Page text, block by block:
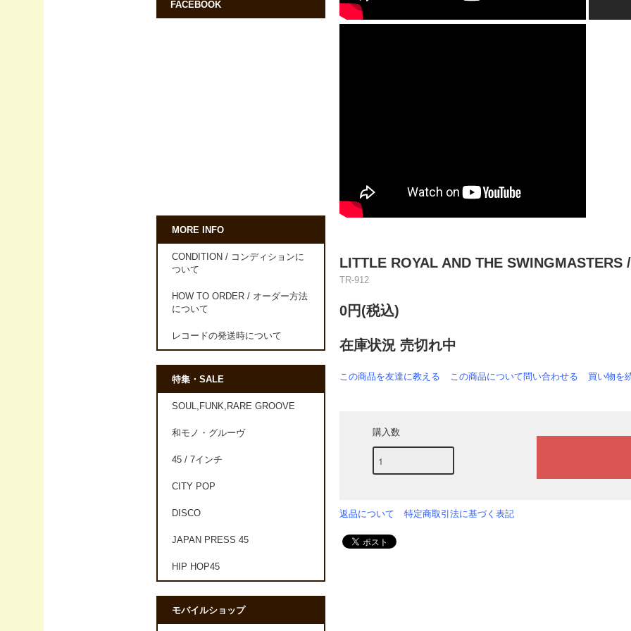
LITTLE ROYAL AND THE
TR-912
0円(税込)
在庫状況 売切れ中
この商品を友達に教える この商品について問い合わせる 買い物を
購入数
返品について 特定商取引法に基づく表記
FACEBOOK
MORE INFO
CONDITION / コンディションに
ついて
HOW TO ORDER / オーダー方法
について
レコードの発送時について
特集・SALE
SOUL,FUNK,RARE GROOVE
和モノ・グルーヴ
45 / 7インチ
CITY POP
DISCO
JAPAN PRESS 45
HIP HOP45
モバイルショップ